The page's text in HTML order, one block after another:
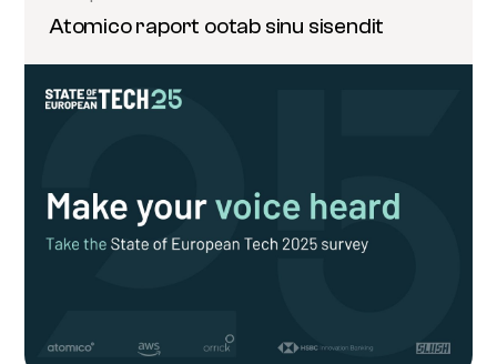
Atomico raport ootab sinu sisendit